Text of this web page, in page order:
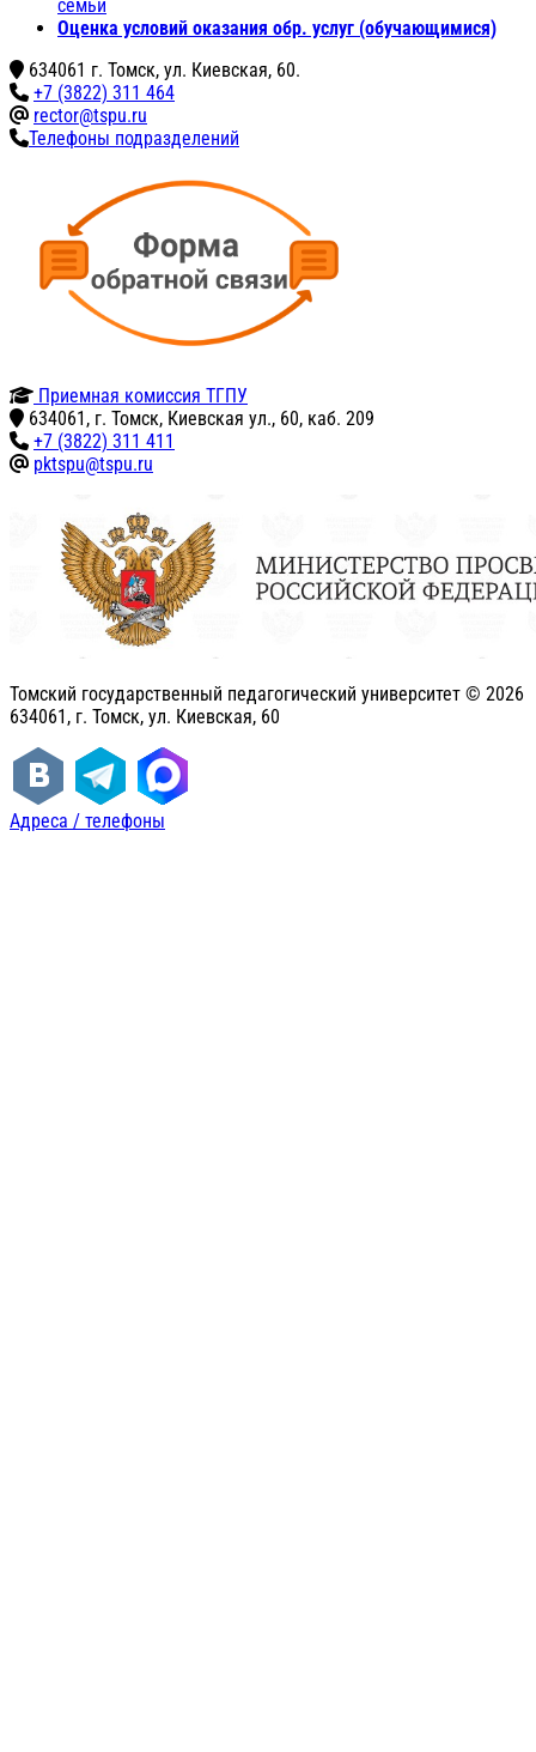
семьи
Оценка условий оказания обр. услуг (обучающимися)
634061 г. Томск, ул. Киевская, 60.
+7 (3822) 311 464
rector@tspu.ru
Телефоны подразделений
Приемная комиссия ТГПУ
634061, г. Томск, Киевская ул., 60, каб. 209
+7 (3822) 311 411
pktspu@tspu.ru
Томский государственный педагогический университет © 2026
634061, г. Томск, ул. Киевская, 60
Адреса / телефоны